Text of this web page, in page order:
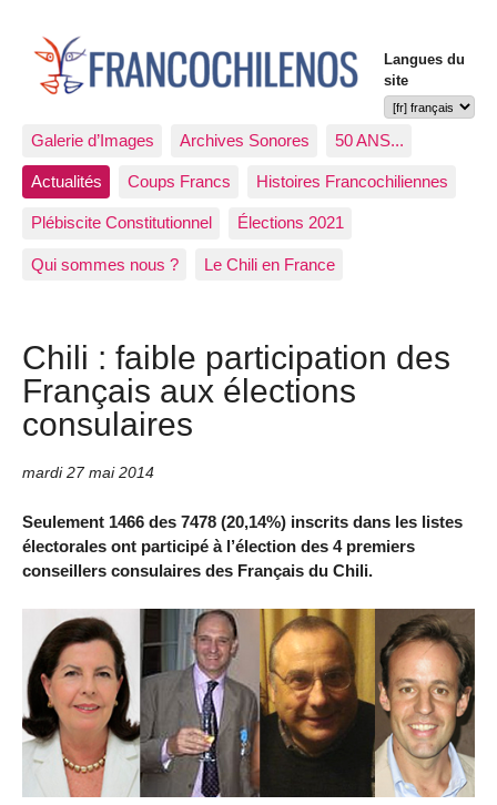
Langues du
site
Galerie d’Images Archives Sonores 50 ANS...
Actualités Coups Francs Histoires Francochiliennes
Plébiscite Constitutionnel Élections 2021
Qui sommes nous ? Le Chili en France
Chili : faible participation des
Français aux élections
consulaires
mardi 27 mai 2014
Seulement 1466 des 7478 (20,14%) inscrits dans les listes
électorales ont participé à l’élection des 4 premiers
conseillers consulaires des Français du Chili.